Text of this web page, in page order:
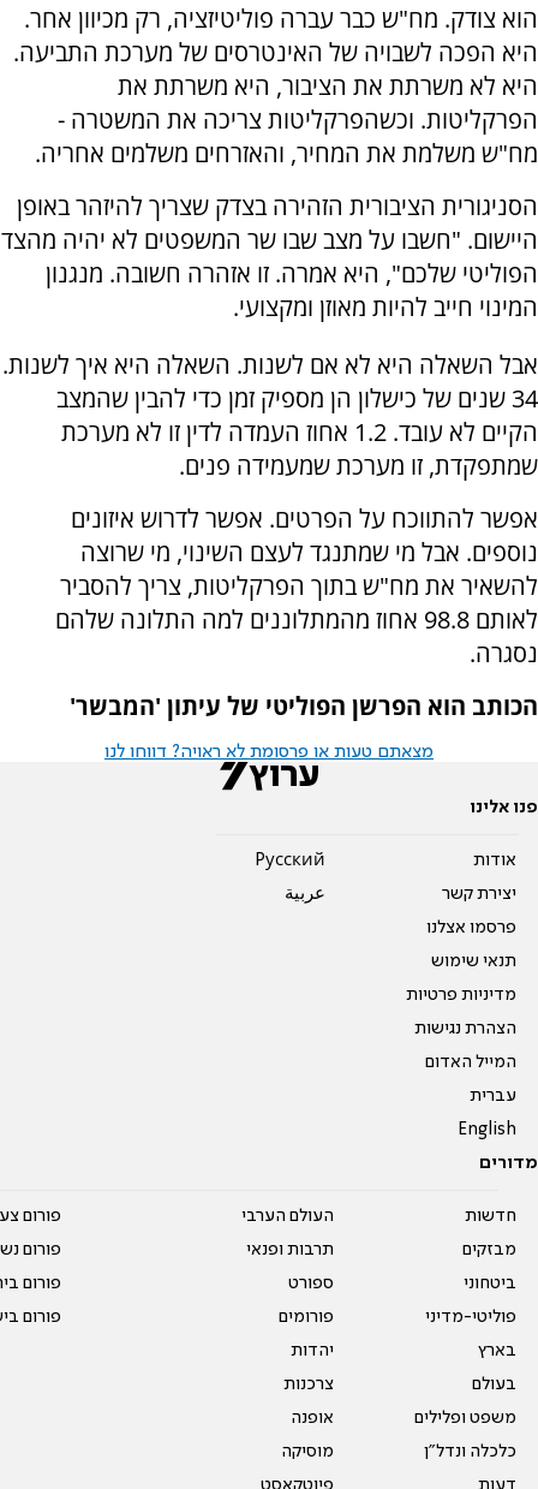
הוא צודק. מח"ש כבר עברה פוליטיזציה, רק מכיוון אחר.
היא הפכה לשבויה של האינטרסים של מערכת התביעה.
היא לא משרתת את הציבור, היא משרתת את
הפרקליטות. וכשהפרקליטות צריכה את המשטרה -
מח"ש משלמת את המחיר, והאזרחים משלמים אחריה.
הסניגורית הציבורית הזהירה בצדק שצריך להיזהר באופן
היישום. "חשבו על מצב שבו שר המשפטים לא יהיה מהצד
הפוליטי שלכם", היא אמרה. זו אזהרה חשובה. מנגנון
המינוי חייב להיות מאוזן ומקצועי.
אבל השאלה היא לא אם לשנות. השאלה היא איך לשנות.
34 שנים של כישלון הן מספיק זמן כדי להבין שהמצב
הקיים לא עובד. 1.2 אחוז העמדה לדין זו לא מערכת
שמתפקדת, זו מערכת שמעמידה פנים.
אפשר להתווכח על הפרטים. אפשר לדרוש איזונים
נוספים. אבל מי שמתנגד לעצם השינוי, מי שרוצה
להשאיר את מח"ש בתוך הפרקליטות, צריך להסביר
לאותם 98.8 אחוז מהמתלוננים למה התלונה שלהם
נסגרה.
הכותב הוא הפרשן הפוליטי של עיתון 'המבשר'
מצאתם טעות או פרסומת לא ראויה? דווחו לנו
פנו אלינו
אודות
יצירת קשר
פרסמו אצלנו
תנאי שימוש
מדיניות פרטיות
הצהרת נגישות
המייל האדום
עברית
English
Pусский
عربية
מדורים
חדשות
מבזקים
ביטחוני
פוליטי-מדיני
בארץ
בעולם
משפט ופלילים
כלכלה ונדל"ן
דעות
העולם הערבי
תרבות ופנאי
ספורט
פורומים
יהדות
צרכנות
אופנה
מוסיקה
פיוטקאסט
פורום
פורום
פורום
פורום